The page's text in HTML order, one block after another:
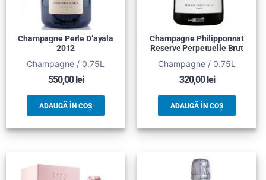
Champagne Perle D’ayala
2012
Champagne / 0.75L
550,00lei
ADAUGĂ ÎN COȘ
Champagne Philipponnat
Reserve Perpetuelle Brut
Champagne / 0.75L
320,00lei
ADAUGĂ ÎN COȘ